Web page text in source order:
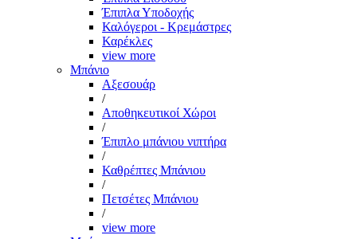
Έπιπλα Υποδοχής
Καλόγεροι - Κρεμάστρες
Καρέκλες
view more
Μπάνιο
Αξεσουάρ
/
Αποθηκευτικοί Χώροι
/
Έπιπλο μπάνιου νιπτήρα
/
Καθρέπτες Μπάνιου
/
Πετσέτες Μπάνιου
/
view more